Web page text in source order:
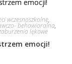
wczesnoszkolne,
behawioralna,
lękowe
emocji!